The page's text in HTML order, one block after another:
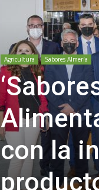
Agricultura Sabores Almería
con la